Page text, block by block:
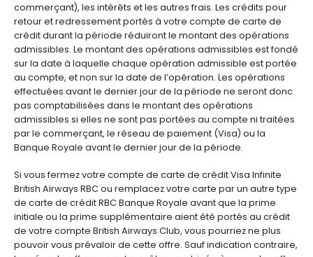
commerçant), les intérêts et les autres frais. Les crédits pour
retour et redressement portés à votre compte de carte de
crédit durant la période réduiront le montant des opérations
admissibles. Le montant des opérations admissibles est fondé
sur la date à laquelle chaque opération admissible est portée
au compte, et non sur la date de l’opération. Les opérations
effectuées avant le dernier jour de la période ne seront donc
pas comptabilisées dans le montant des opérations
admissibles si elles ne sont pas portées au compte ni traitées
par le commerçant, le réseau de paiement (Visa) ou la
Banque Royale avant le dernier jour de la période.
Si vous fermez votre compte de carte de crédit Visa Infinite
British Airways RBC ou remplacez votre carte par un autre type
de carte de crédit RBC Banque Royale avant que la prime
initiale ou la prime supplémentaire aient été portés au crédit
de votre compte British Airways Club, vous pourriez ne plus
pouvoir vous prévaloir de cette offre. Sauf indication contraire,